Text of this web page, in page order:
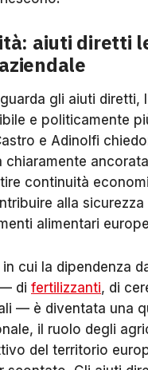
aiuti diretti
gli aiuti diretti,
e politicamente
e Adinolfi
chiaramente
continuità
alla sicurezza
alimentari
cui la dipendenza
di fertilizzanti, di
— è diventata una
il ruolo degli
del territorio